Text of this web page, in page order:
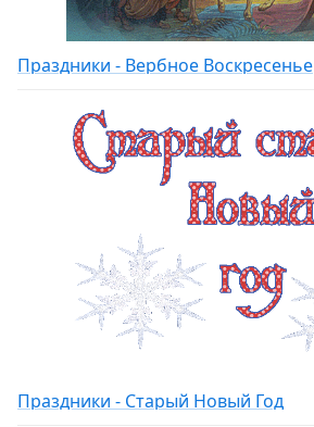
Праздники - Вербное Воскресенье
Праздники - Старый Новый Год